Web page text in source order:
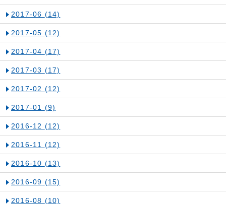
2017-06 (14)
2017-05 (12)
2017-04 (17)
2017-03 (17)
2017-02 (12)
2017-01 (9)
2016-12 (12)
2016-11 (12)
2016-10 (13)
2016-09 (15)
2016-08 (10)